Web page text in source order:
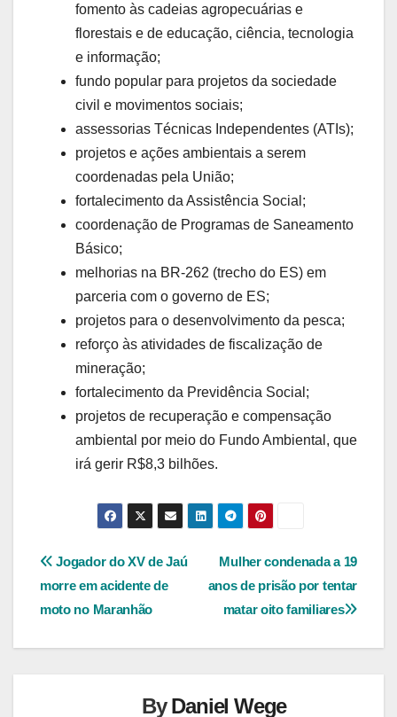
fomento às cadeias agropecuárias e
florestais e de educação, ciência, tecnologia
e informação;
fundo popular para projetos da sociedade
civil e movimentos sociais;
assessorias Técnicas Independentes (ATIs);
projetos e ações ambientais a serem
coordenadas pela União;
fortalecimento da Assistência Social;
coordenação de Programas de Saneamento
Básico;
melhorias na BR-262 (trecho do ES) em
parceria com o governo de ES;
projetos para o desenvolvimento da pesca;
reforço às atividades de fiscalização de
mineração;
fortalecimento da Previdência Social;
projetos de recuperação e compensação
ambiental por meio do Fundo Ambiental, que
irá gerir R$8,3 bilhões.
Navegação
de
Mulher condenada a 19
anos de prisão por tentar
matar oito familiares
Jogador do XV de Jaú
morre em acidente de
moto no Maranhão
ByDaniel Wege